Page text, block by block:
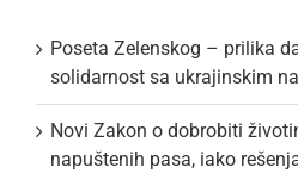
Poseta Zelenskog – prilika
solidarnost sa ukrajinskim
Novi Zakon o dobrobiti
napuštenih pasa, iako